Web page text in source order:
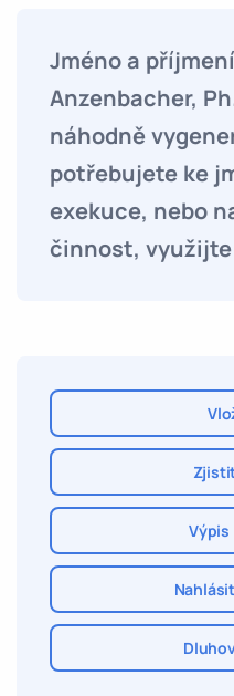
Jméno a
Anzenbacher,
náhodně
potřebujete ke
exekuce, nebo
činnost,